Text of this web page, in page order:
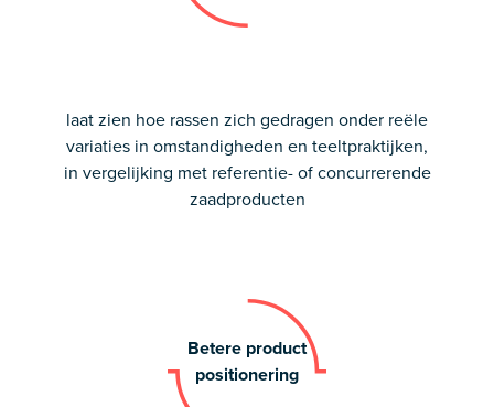
laat zien hoe rassen zich gedragen onder reële
variaties in omstandigheden en teeltpraktijken,
in vergelijking met referentie- of concurrerende
zaadproducten
Betere product
positionering